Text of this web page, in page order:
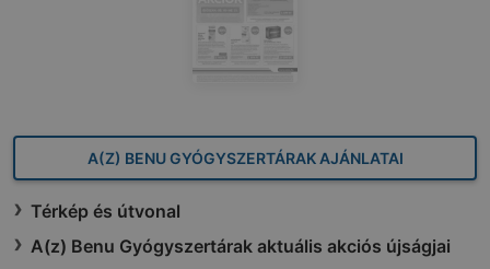
A(Z) BENU GYÓGYSZERTÁRAK AJÁNLATAI
Térkép és útvonal
A(z) Benu Gyógyszertárak aktuális akciós újságjai